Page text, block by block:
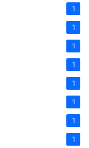
1
1
1
1
1
1
1
1